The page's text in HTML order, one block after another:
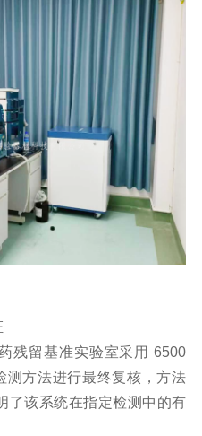
残留基准实验室采用 6500
测方法进行最终复核，方法
了该系统在指定检测中的有